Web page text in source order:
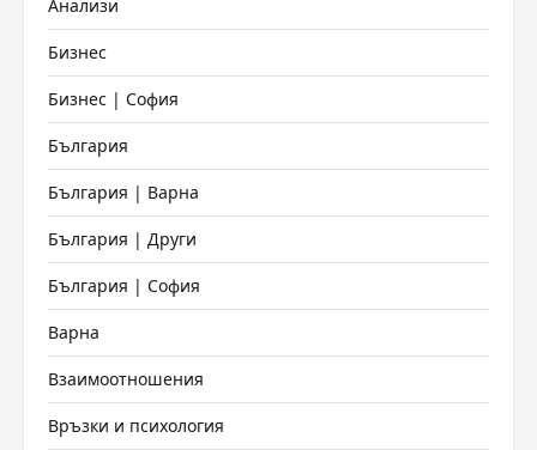
Анализи
Бизнес
Бизнес | София
България
България | Варна
България | Други
България | София
Варна
Взаимоотношения
Връзки и психология